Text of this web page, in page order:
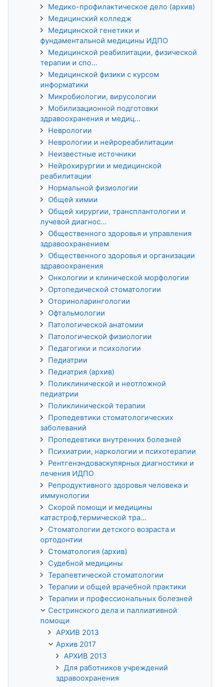
Медико-профилактическое дело (архив)
Медицинский колледж
Медицинской генетики и
фундаментальной медицины ИДПО
Медицинской реабилитации, физической
терапии и спо...
Медицинской физики с курсом
информатики
Микробиологии, вирусологии
Мобилизационной подготовки
здравоохранения и медиц...
Неврологии
Неврологии и нейрореабилитации
Неизвестные источники
Нейрохирургии и медицинской
реабилитации
Нормальной физиологии
Общей химии
Общей хирургии, трансплантологии и
лучевой диагнос...
Общественного здоровья и управления
здравоохранением
Общественного здоровья и организации
здравоохранения
Онкологии и клинической морфологии
Ортопедической стоматологии
Оториноларингологии
Офтальмологии
Патологической анатомии
Патологической физиологии
Педагогики и психологии
Педиатрии
Педиатрия (архив)
Поликлинической и неотложной
педиатрии
Поликлинической терапии
Пропедевтики стоматологических
заболеваний
Пропедевтики внутренних болезней
Психиатрии, наркологии и психотерапии
Рентгенэндоваскулярных диагностики и
лечения ИДПО
Репродуктивного здоровья человека и
иммунологии
Скорой помощи и медицины
катастроф,термической тра...
Стоматологии детского возраста и
ортодонтии
Стоматология (архив)
Судебной медицины
Терапевтической стоматологии
Терапии и общей врачебной практики
Терапии и профессиональных болезней
Сестринского дела и паллиативной
помощи
АРХИВ 2013
Архив 2017
АРХИВ 2013
Для работников учреждений
здравоохранения